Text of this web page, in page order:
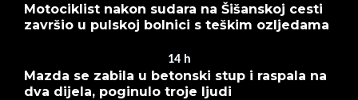
Motociklist nakon sudara na Šišanskoj cesti
završio u pulskoj bolnici s teškim ozljedama
14 h
Mazda se zabila u betonski stup i raspala na
dva dijela, poginulo troje ljudi